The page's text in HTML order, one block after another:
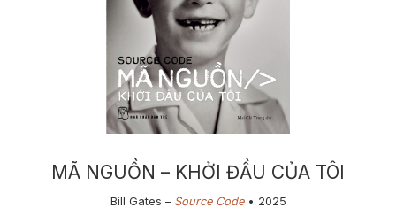
MÃ NGUỒN – KHỞI ĐẦU CỦA TÔI
Bill Gates – Source Code• 2​025